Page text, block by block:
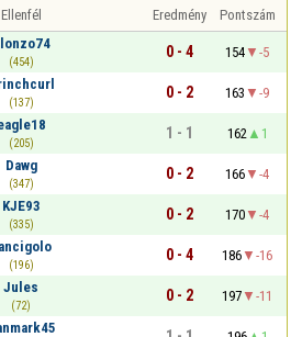
Ellenfél Eredmény
Pontszám
(454)
0 - 4 154
-5
(137)
0 - 2 163
-9
(205)
1 - 1 162
1
Dawg
(347)
0 - 2 166
-4
KJE93
(335)
0 - 2 170
-4
(196)
0 - 4 186
-16
Jules
(72)
0 - 2 197
-11